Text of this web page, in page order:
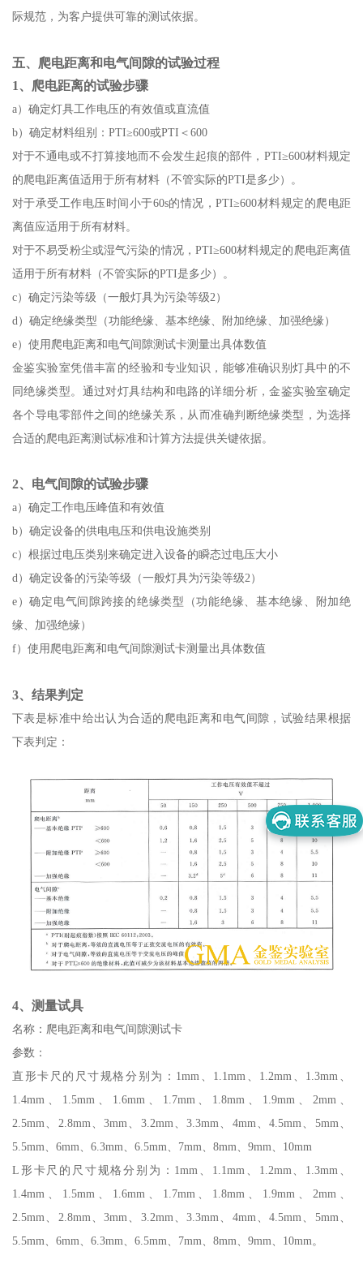
际规范，为客户提供可靠的测试依据。
五、爬电距离和电气间隙的试验过程
1、爬电距离的试验步骤
a）确定灯具工作电压的有效值或直流值
b）确定材料组别：PTI≥600或PTI＜600
对于不通电或不打算接地而不会发生起痕的部件，PTI≥600材料规定
的爬电距离值适用于所有材料（不管实际的PTI是多少）。
对于承受工作电压时间小于60s的情况，PTI≥600材料规定的爬电距
离值应适用于所有材料。
对于不易受粉尘或湿气污染的情况，PTI≥600材料规定的爬电距离值
适用于所有材料（不管实际的PTI是多少）。
c）确定污染等级（一般灯具为污染等级2）
d）确定绝缘类型（功能绝缘、基本绝缘、附加绝缘、加强绝缘）
e）使用爬电距离和电气间隙测试卡测量出具体数值
金鉴实验室凭借丰富的经验和专业知识，能够准确识别灯具中的不
同绝缘类型。通过对灯具结构和电路的详细分析，金鉴实验室确定
各个导电零部件之间的绝缘关系，从而准确判断绝缘类型，为选择
合适的爬电距离测试标准和计算方法提供关键依据。
2、电气间隙的试验步骤
a）确定工作电压峰值和有效值
b）确定设备的供电电压和供电设施类别
c）根据过电压类别来确定进入设备的瞬态过电压大小
d）确定设备的污染等级（一般灯具为污染等级2）
e）确定电气间隙跨接的绝缘类型（功能绝缘、基本绝缘、附加绝
缘、加强绝缘）
f）使用爬电距离和电气间隙测试卡测量出具体数值
3、结果判定
下表是标准中给出认为合适的爬电距离和电气间隙，试验结果根据
下表判定：
4、测量试具
名称：爬电距离和电气间隙测试卡
参数：
直形卡尺的尺寸规格分别为：1mm、1.1mm、1.2mm、1.3mm、
1.4mm、1.5mm、1.6mm、1.7mm、1.8mm、1.9mm、2mm、
2.5mm、2.8mm、3mm、3.2mm、3.3mm、4mm、4.5mm、5mm、
5.5mm、6mm、6.3mm、6.5mm、7mm、8mm、9mm、10mm
L形卡尺的尺寸规格分别为：1mm、1.1mm、1.2mm、1.3mm、
1.4mm、1.5mm、1.6mm、1.7mm、1.8mm、1.9mm、2mm、
2.5mm、2.8mm、3mm、3.2mm、3.3mm、4mm、4.5mm、5mm、
5.5mm、6mm、6.3mm、6.5mm、7mm、8mm、9mm、10mm。